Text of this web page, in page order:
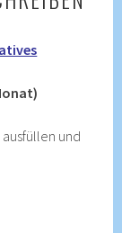
und